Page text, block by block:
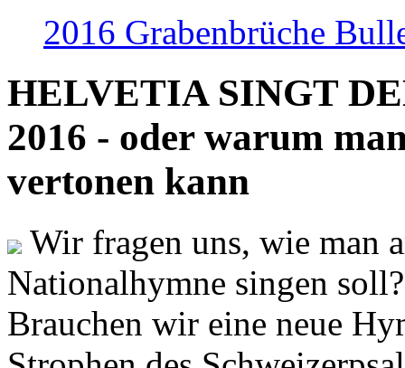
2016 Grabenbrüche
HELVETIA SINGT
2016 - oder warum
vertonen kann
Wir fragen uns, wie man
Nationalhymne singen
Brauchen wir eine neue